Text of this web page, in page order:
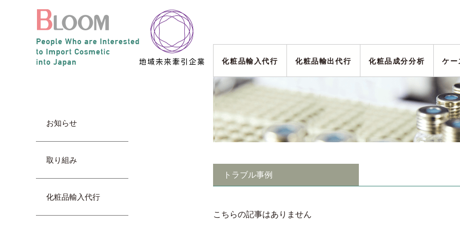
化粧品輸入代行 化粧品輸出代行 化粧品成分分析 ケー
お知らせ
取り組み
化粧品輸入代行
トラブル事例
こちらの記事はありません